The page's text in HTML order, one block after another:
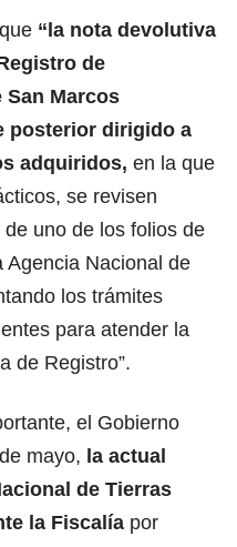
“la nota devolutiva
de
Marcos
posterior dirigido a
adquiridos, en la que
se revisen
uno de los folios de
Agencia Nacional de
los trámites
para atender la
de Registro”.
el Gobierno
mayo, la actual
de Tierras
la Fiscalía por